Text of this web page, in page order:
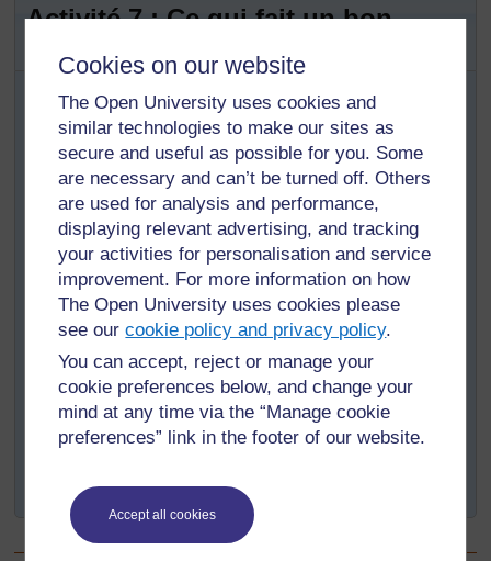
Cookies on our website
The Open University uses cookies and
similar technologies to make our sites as
secure and useful as possible for you. Some
are necessary and can’t be turned off. Others
are used for analysis and performance,
displaying relevant advertising, and tracking
your activities for personalisation and service
improvement. For more information on how
The Open University uses cookies please
see ourcookie policy and privacy policy.
You can accept, reject or manage your
cookie preferences below, and change your
mind at any time via the “Manage cookie
preferences” link in the footer of our website.
Accept all cookies
Activité 7 : Ce qui fait un bon
enseignant
caractéristiques des bons enseignants.
Selon vous quelles sont les caractéristiques d'un bon
enseignant ?
D'abord, établissez votre propre liste.
Ensuite, lisez ci-dessous les deux textes courts :
Ce que disent les superviseurs au sujet
des bons enseignants
Ce que les chercheurs disent d’un bon
enseignant
Toutes les informations obtenues à travers ces
textes vous aideront à réfléchir davantage sur le
type d'enseignants que vous voulez aider à former.
Pourquoi ?